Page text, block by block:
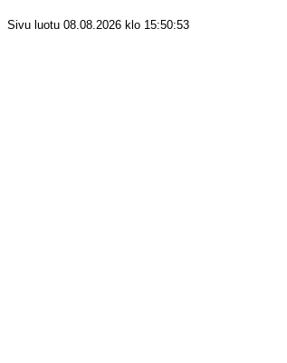
Sivu luotu 08.08.2026 klo 15:50:53